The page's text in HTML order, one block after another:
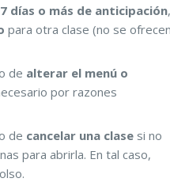
7 días o más de anticipación
para otra clase (no se
de alterar el menú o
por razones
de cancelar una clase si no
para abrirla. En tal caso,